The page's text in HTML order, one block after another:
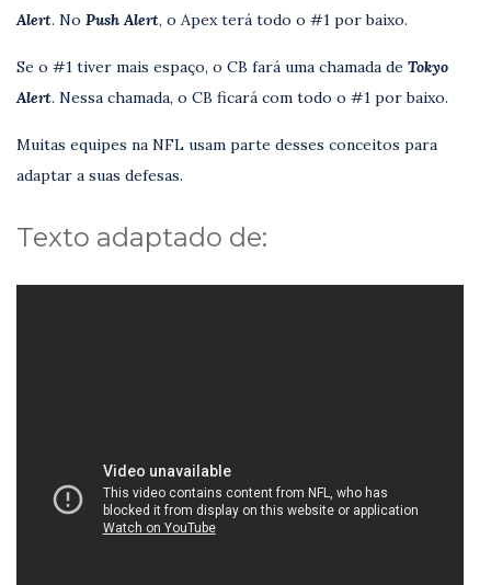
Alert. No Push Alert, o Apex terá todo o #1 por baixo.
Se o #1 tiver mais espaço, o CB fará uma chamada de Tokyo
Alert. Nessa chamada, o CB ficará com todo o #1 por baixo.
Muitas equipes na NFL usam parte desses conceitos para
adaptar a suas defesas.
Texto adaptado de: